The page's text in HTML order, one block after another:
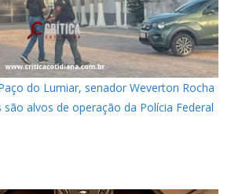
do Lumiar, senador Weverton Rocha
alvos de operação da Polícia Federal